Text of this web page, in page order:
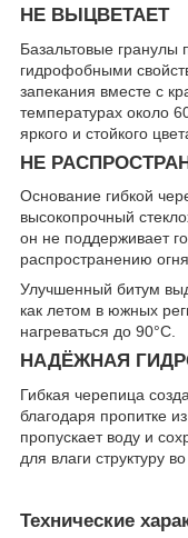
НЕ ВЫЦВЕТАЕТ
Базальтовые
гидрофобными
запекания вместе с
температурах около
яркого и стойкого
НЕ
Основание гибкой
высокопрочный
он не поддерживает
распространению
Улучшенный битум
как летом в южных
нагреваться до 90°C.
НАДЁЖНАЯ
Гибкая черепица
благодаря пропитке
пропускает воду и
для влаги структуру
Технические